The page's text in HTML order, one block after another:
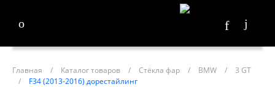
Главная / Каталог товаров / Стёкла фар / BMW /
3 GT
/
F34 (2013-2016) дорестайлинг